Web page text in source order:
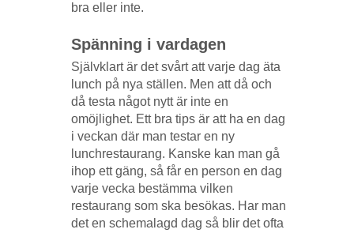
bra eller inte.
Spänning i vardagen
Självklart är det svårt att varje dag äta
lunch på nya ställen. Men att då och
då testa något nytt är inte en
omöjlighet. Ett bra tips är att ha en dag
i veckan där man testar en ny
lunchrestaurang. Kanske kan man gå
ihop ett gäng, så får en person en dag
varje vecka bestämma vilken
restaurang som ska besökas. Har man
det en schemalagd dag så blir det ofta